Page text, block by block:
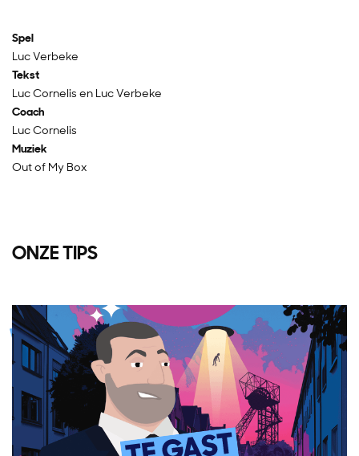
Spel
Luc Verbeke
Tekst
Luc Cornelis en Luc Verbeke
Coach
Luc Cornelis
Muziek
Out of My Box
ONZE TIPS